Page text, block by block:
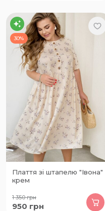
30%
Плаття зі штапелю "Івона"
крем
1 350грн
950 грн